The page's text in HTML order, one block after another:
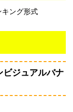
ング形式
ビジュアルバナ